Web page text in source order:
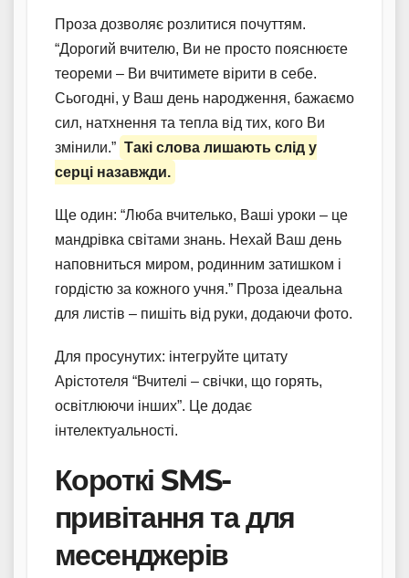
Проза дозволяє розлитися почуттям.
“Дорогий вчителю, Ви не просто пояснюєте
теореми – Ви вчитимете вірити в себе.
Сьогодні, у Ваш день народження, бажаємо
сил, натхнення та тепла від тих, кого Ви
змінили.” Такі слова лишають слід у
серці назавжди.
Ще один: “Люба вчителько, Ваші уроки – це
мандрівка світами знань. Нехай Ваш день
наповниться миром, родинним затишком і
гордістю за кожного учня.” Проза ідеальна
для листів – пишіть від руки, додаючи фото.
Для просунутих: інтегруйте цитату
Арістотеля “Вчителі – свічки, що горять,
освітлюючи інших”. Це додає
інтелектуальності.
Короткі SMS-
привітання та для
месенджерів